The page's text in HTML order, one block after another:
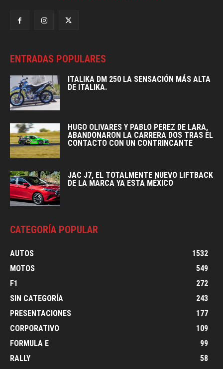
ENTRADAS POPULARES
ITALIKA DM 250 LA SENSACIÓN MÁS ALTA
DE ITALIKA.
HUGO OLIVARES Y PABLO PEREZ DE LARA,
ABANDONARON LA CARRERA DOS TRAS EL
CONTACTO CON UN CONTRINCANTE
JAC J7, EL TOTALMENTE NUEVO LIFTBACK
DE LA MARCA YA ESTA MÉXICO
CATEGORÍA POPULAR
AUTOS
1532
MOTOS
549
F1
272
SIN CATEGORÍA
243
PRESENTACIONES
177
CORPORATIVO
109
FORMULA E
99
RALLY
58